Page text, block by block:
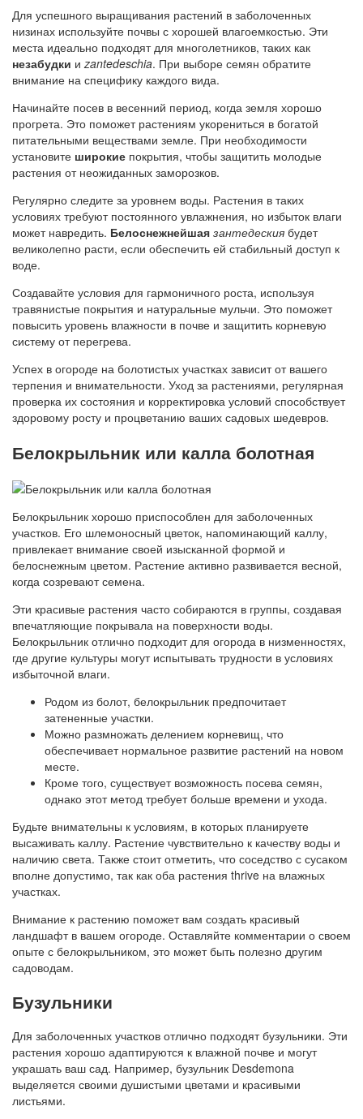
Для успешного выращивания растений в заболоченных
низинах используйте почвы с хорошей влагоемкостью. Эти
места идеально подходят для многолетников, таких как
незабудки иzantedeschia. При выборе семян обратите
внимание на специфику каждого вида.
Начинайте посев в весенний период, когда земля хорошо
прогрета. Это поможет растениям укорениться в богатой
питательными веществами земле. При необходимости
установите широкие покрытия, чтобы защитить молодые
растения от неожиданных заморозков.
Регулярно следите за уровнем воды. Растения в таких
условиях требуют постоянного увлажнения, но избыток влаги
может навредить. Белоснежнейшая зантедеския будет
великолепно расти, если обеспечить ей стабильный доступ к
воде.
Создавайте условия для гармоничного роста, используя
травянистые покрытия и натуральные мульчи. Это поможет
повысить уровень влажности в почве и защитить корневую
систему от перегрева.
Успех в огороде на болотистых участках зависит от вашего
терпения и внимательности. Уход за растениями, регулярная
проверка их состояния и корректировка условий способствует
здоровому росту и процветанию ваших садовых шедевров.
Белокрыльник или калла болотная
Белокрыльник хорошо приспособлен для заболоченных
участков. Его шлемоносный цветок, напоминающий каллу,
привлекает внимание своей изысканной формой и
белоснежным цветом. Растение активно развивается весной,
когда созревают семена.
Эти красивые растения часто собираются в группы, создавая
впечатляющие покрывала на поверхности воды.
Белокрыльник отлично подходит для огорода в низменностях,
где другие культуры могут испытывать трудности в условиях
избыточной влаги.
Родом из болот, белокрыльник предпочитает
затененные участки.
Можно размножать делением корневищ, что
обеспечивает нормальное развитие растений на новом
месте.
Кроме того, существует возможность посева семян,
однако этот метод требует больше времени и ухода.
Будьте внимательны к условиям, в которых планируете
высаживать каллу. Растение чувствительно к качеству воды и
наличию света. Также стоит отметить, что соседство с сусаком
вполне допустимо, так как оба растения thrive на влажных
участках.
Внимание к растению поможет вам создать красивый
ландшафт в вашем огороде. Оставляйте комментарии о своем
опыте с белокрыльником, это может быть полезно другим
садоводам.
Бузульники
Для заболоченных участков отлично подходят бузульники. Эти
растения хорошо адаптируются к влажной почве и могут
украшать ваш сад. Например, бузульник Desdemona
выделяется своими душистыми цветами и красивыми
листьями.